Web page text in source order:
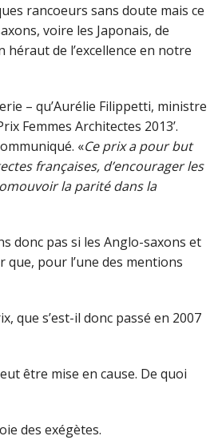
rancoeurs sans doute mais ce
voire les Japonais, de
héraut de l’excellence en notre
– qu’Aurélie Filippetti, ministre
Femmes Architectes 2013’.
«Ce prix a pour but
françaises, d’encourager les
la parité dans la
donc pas si les Anglo-saxons et
que, pour l’une des mentions
que s’est-il donc passé en 2007
être mise en cause. De quoi
des exégètes.